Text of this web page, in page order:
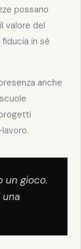
possano
valore del
in sé
anche
un gioco.
una